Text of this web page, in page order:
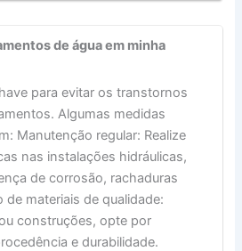
de água em minha
para evitar os transtornos
Algumas medidas
Manutenção regular: Realize
nas instalações hidráulicas,
de corrosão, rachaduras
materiais de qualidade:
construções, opte por
e durabilidade.